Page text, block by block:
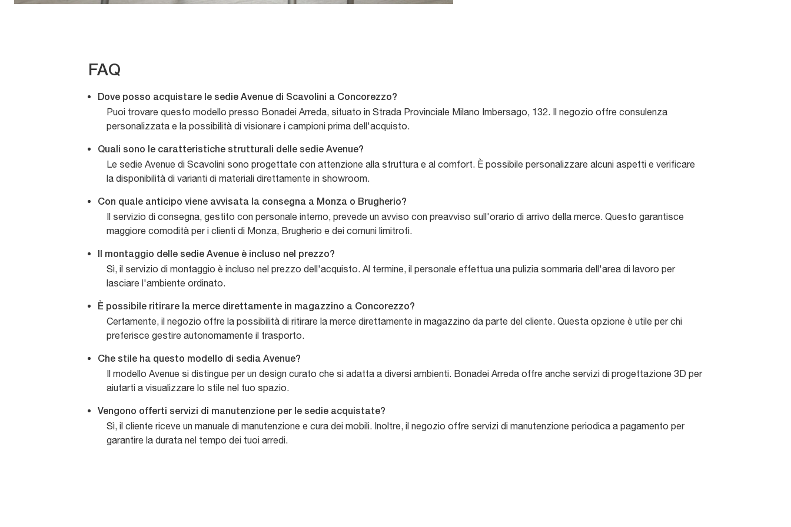
FAQ
Dove posso acquistare le sedie Avenue di Scavolini a Concorezzo?
Puoi trovare questo modello presso Bonadei Arreda, situato in Strada Provinciale Milano Imbersago, 132. Il negozio offre consulenza
personalizzata e la possibilità di visionare i campioni prima dell'acquisto.
Quali sono le caratteristiche strutturali delle sedie Avenue?
Le sedie Avenue di Scavolini sono progettate con attenzione alla struttura e al comfort. È possibile personalizzare alcuni aspetti e verificare
la disponibilità di varianti di materiali direttamente in showroom.
Con quale anticipo viene avvisata la consegna a Monza o Brugherio?
Il servizio di consegna, gestito con personale interno, prevede un avviso con preavviso sull'orario di arrivo della merce. Questo garantisce
maggiore comodità per i clienti di Monza, Brugherio e dei comuni limitrofi.
Il montaggio delle sedie Avenue è incluso nel prezzo?
Sì, il servizio di montaggio è incluso nel prezzo dell'acquisto. Al termine, il personale effettua una pulizia sommaria dell'area di lavoro per
lasciare l'ambiente ordinato.
È possibile ritirare la merce direttamente in magazzino a Concorezzo?
Certamente, il negozio offre la possibilità di ritirare la merce direttamente in magazzino da parte del cliente. Questa opzione è utile per chi
preferisce gestire autonomamente il trasporto.
Che stile ha questo modello di sedia Avenue?
Il modello Avenue si distingue per un design curato che si adatta a diversi ambienti. Bonadei Arreda offre anche servizi di progettazione 3D per
aiutarti a visualizzare lo stile nel tuo spazio.
Vengono offerti servizi di manutenzione per le sedie acquistate?
Sì, il cliente riceve un manuale di manutenzione e cura dei mobili. Inoltre, il negozio offre servizi di manutenzione periodica a pagamento per
garantire la durata nel tempo dei tuoi arredi.